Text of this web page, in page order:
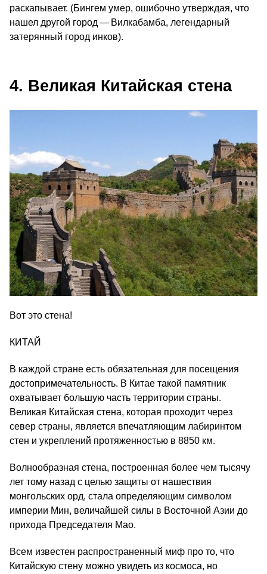
раскапывает. (Бингем умер, ошибочно утверждая, что
нашел другой город — Вилкабамба, легендарный
затерянный город инков).
4. Великая Китайская стена
Вот это стена!
КИТАЙ
В каждой стране есть обязательная для посещения
достопримечательность. В Китае такой памятник
охватывает большую часть территории страны.
Великая Китайская стена, которая проходит через
север страны, является впечатляющим лабиринтом
стен и укреплений протяженностью в 8850 км.
Волнообразная стена, построенная более чем тысячу
лет тому назад с целью защиты от нашествия
монгольских орд, стала определяющим символом
империи Мин, величайшей силы в Восточной Азии до
прихода Председателя Мао.
Всем известен распространенный миф про то, что
Китайскую стену можно увидеть из космоса, но